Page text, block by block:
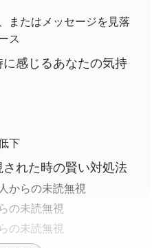
またはメッセージを見落
ス
感じるあなたの気持
下
れた時の賢い対処法
からの未読無視
の未読無視
の未読無視